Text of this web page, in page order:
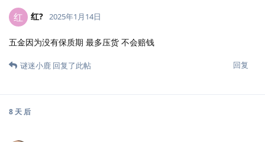
红 红?️ 2025年1月14日
五金因为没有保质期 最多压货 不会赔钱
回复
谜迷小鹿 回复了此帖
8 天 后